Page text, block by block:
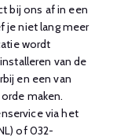
bij ons af in een
je niet lang meer
wordt
van de
en een van
maken.
via het
of 032-